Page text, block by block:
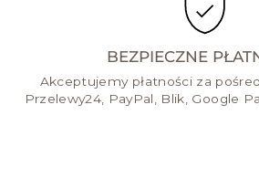
BEZPIECZNE
Akceptujemy płatności za
Przelewy24, PayPal, Blik, Google